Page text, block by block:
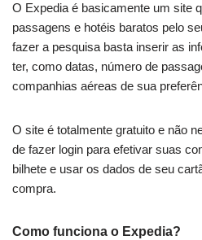
O Expedia é basicamente um site
passagens e hotéis baratos pelo
fazer a pesquisa basta inserir as
ter, como datas, número de
companhias aéreas de sua
O site é totalmente gratuito e não
de fazer login para efetivar suas
bilhete e usar os dados de seu
compra.
Como funciona o Expedia?